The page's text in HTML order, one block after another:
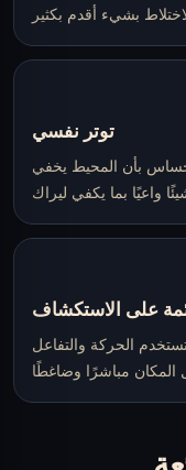
توتر نفسي
بأن المحيط يخفي
على الاستكشاف
الحركة والتفاعل